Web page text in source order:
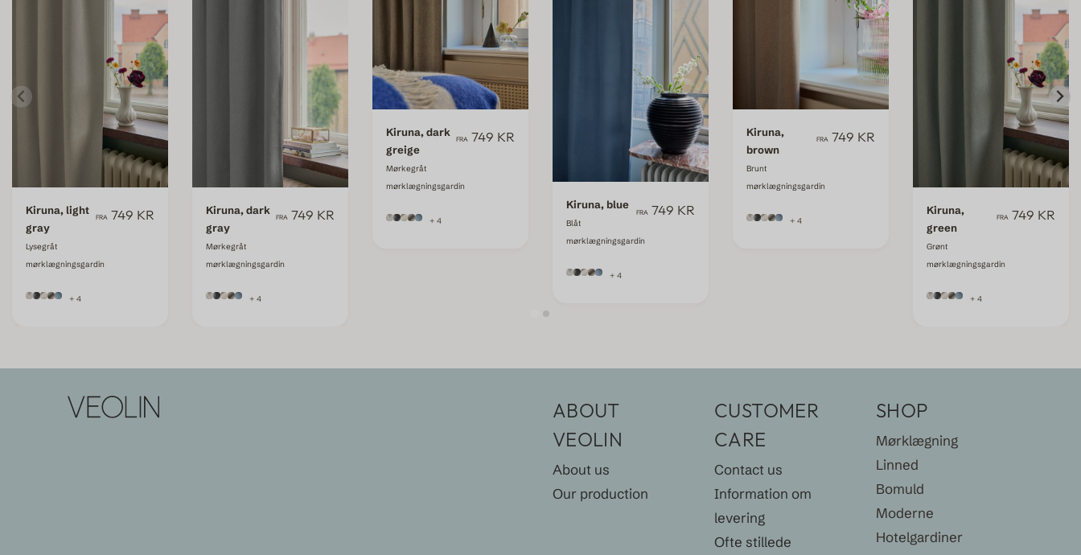
Kiruna, light
gray
Lysegråt
mørklægningsgardin
+ 4
FRA 749 KR
Kiruna, dark
gray
Mørkegråt
mørklægningsgardin
+ 4
FRA 749 KR
Kiruna, dark
greige
Mørkegråt
mørklægningsgardin
+ 4
FRA 749 KR
Kiruna, blue
Blåt
mørklægningsgardin
+ 4
FRA 749 KR
Kiruna,
brown
Brunt
mørklægningsgardin
+ 4
FRA 749 KR
Kiruna,
green
Grønt
mørklægningsgardin
+ 4
FRA 749 KR
ABOUT
VEOLIN
About us
Our production
CUSTOMER
CARE
Contact us
Information om
levering
Ofte stillede
SHOP
Mørklægning
Linned
Bomuld
Moderne
Hotelgardiner